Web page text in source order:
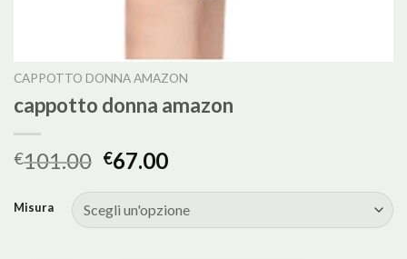
CAPPOTTO DONNA AMAZON
cappotto donna amazon
€101.00 €67.00
Misura